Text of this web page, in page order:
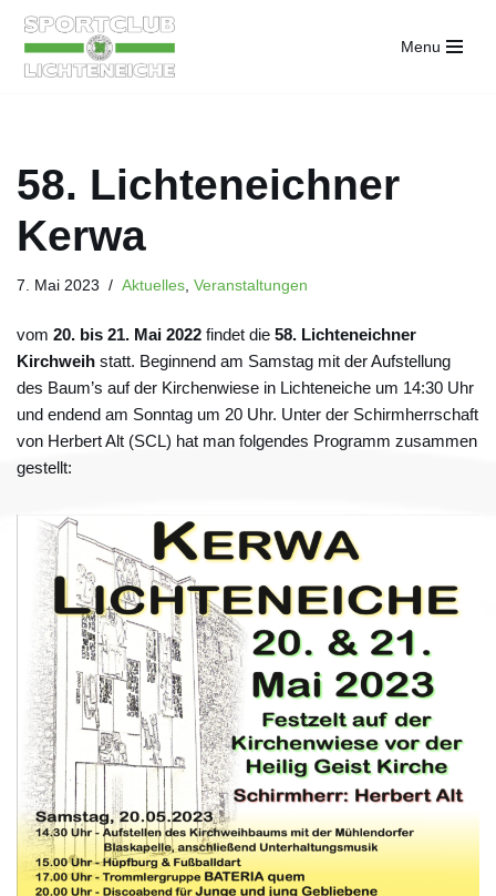
Zum
Menu
58. Lichteneichner
Kerwa
7. Mai 2023 Aktuelles Veranstaltungen
vom 20. bis 21. Mai 2022 findet die 58. Lichteneichner
Kirchweih statt. Beginnend am Samstag mit der Aufstellung
des Baum’s auf der Kirchenwiese in Lichteneiche um 14:30 Uhr
und endend am Sonntag um 20 Uhr. Unter der Schirmherrschaft
von Herbert Alt (SCL) hat man folgendes Programm zusammen
gestellt: